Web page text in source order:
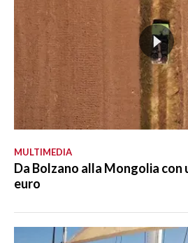
MULTIMEDIA
Da Bolzano alla Mongolia con
euro